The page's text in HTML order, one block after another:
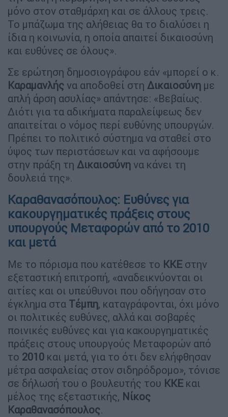
μόνο στον σταθμάρχη και σε άλλους τρεις.
Το μπάζωμα της αλήθειας θα το διαλύσει η
ίδια η κοινωνία, η οποία απαιτεί δικαιοσύνη
και ευθύνες σε όλους».
Σε ερώτηση δημοσιογράφου εάν «μπορεί ο κ.
Καραμανλής να αποδοθεί στη Δικαιοσύνη με
απλή άρση ασυλίας» απάντησε: «Βεβαίως.
Διότι για τα αδικήματα παραλείψεως δεν
απαιτείται ο νόμος περί ευθύνης υπουργών.
Πρέπει το πολιτικό σύστημα να σταθεί στο
ύψος των περιστάσεων και να αφήσουμε
στην πράξη τη Δικαιοσύνη να κάνει τη
δουλειά της».
Καραθανασόπουλος: Eυθύνες για
κακουργηματικές πράξεις στους
υπουργούς Μεταφορών από το 2010
και μετά
Με το πόρισμα που κατέθεσε το ΚΚΕ στην
εξεταστική επιτροπή, «αναδεικνύονται οι
αιτίες και οι υπεύθυνοι που οδήγησαν στο
έγκλημα στα Τέμπη, καταγράφονται, όχι μόνο
οι πολιτικές ευθύνες, αλλά και σοβαρές
ποινικές ευθύνες και για κακουργηματικές
πράξεις στους υπουργούς Μεταφορών από
το 2010 και μετά, για το ότι δεν ελήφθησαν
μέτρα ασφαλείας στον σιδηρόδρομο», τόνισε
σε δήλωσή του ο βουλευτής του ΚΚΕ και
μέλος της εξεταστικής, Νίκος
Καραθανασόπουλος.